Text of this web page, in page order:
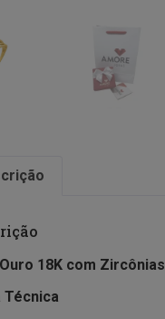
18K com Zircônias
Técnica